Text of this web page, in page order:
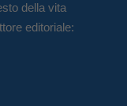
della vita
editoriale: